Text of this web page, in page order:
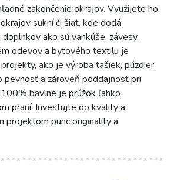
zakončenie okrajov. Využijete ho
sukní či šiat, kde dodá
ako sú vankúše, závesy,
odevov a bytového textilu je
ako je výroba tašiek, púzdier,
pevnosť a zároveň poddajnosť pri
100% bavlne je prúžok ľahko
praní. Investujte do kvality a
projektom punc originality a